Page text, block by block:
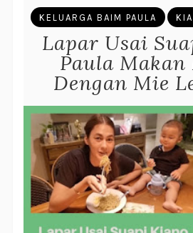
KELUARGA BAIM PAULA
Lapar Usai
Paula Makan
Dengan Mie